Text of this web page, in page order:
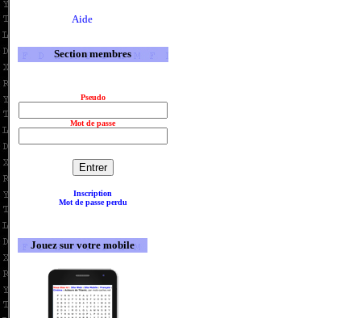
Aide
Section membres
Pseudo
Mot de passe
Inscription
Mot de passe perdu
Jouez sur votre mobile